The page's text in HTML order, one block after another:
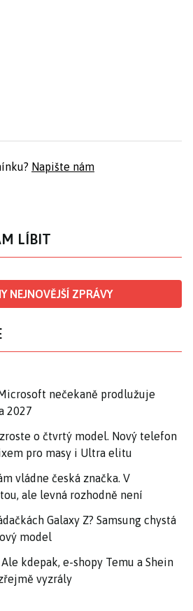
Napište nám
LÍBIT
NEJNOVĚJŠÍ ZPRÁVY
nečekaně prodlužuje
2027
o čtvrtý model. Nový telefon
pro masy i Ultra elitu
vládne česká značka. V
ale levná rozhodně není
Galaxy Z? Samsung chystá
model
kdepak, e-shopy Temu a Shein
vyzrály